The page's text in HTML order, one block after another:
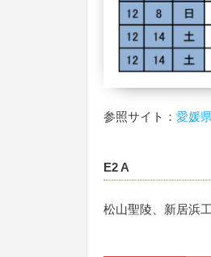
参照サイト： 愛媛
E2 A
松山聖陵、新居浜